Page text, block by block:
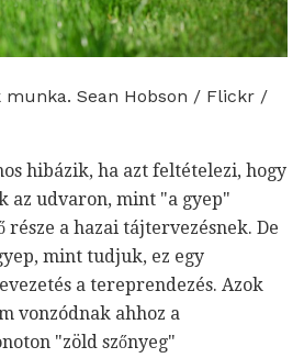
munka. Sean Hobson / Flickr /
hibázik, ha azt feltételezi, hogy
az udvaron, mint "a gyep"
része a hazai tájtervezésnek. De
mint tudjuk, ez egy
a tereprendezés. Azok
vonzódnak ahhoz a
"zöld szőnyeg"